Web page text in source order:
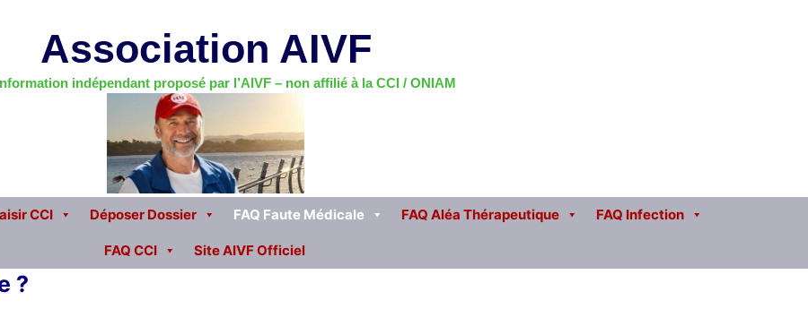
Association AIVF
indépendant proposé par l’AIVF – non affilié à la CCI / ONIAM
CCI Déposer Dossier FAQ Faute Médicale FAQ Aléa Thérapeutique FAQ Infection
FAQ CCI Site AIVF Officiel
?